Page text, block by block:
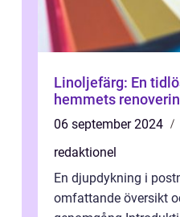
Linoljefärg: En
hemmets
06 september 2024
redaktionel
En djupdykning i
omfattande översikt